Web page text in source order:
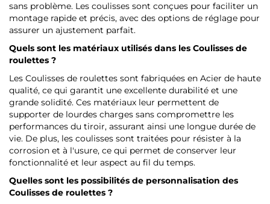
sans problème. Les coulisses sont conçues pour faciliter un
montage rapide et précis, avec des options de réglage pour
assurer un ajustement parfait.
Quels sont les matériaux utilisés dans les Coulisses de
roulettes ?
Les Coulisses de roulettes sont fabriquées en Acier de haute
qualité, ce qui garantit une excellente durabilité et une
grande solidité. Ces matériaux leur permettent de
supporter de lourdes charges sans compromettre les
performances du tiroir, assurant ainsi une longue durée de
vie. De plus, les coulisses sont traitées pour résister à la
corrosion et à l'usure, ce qui permet de conserver leur
fonctionnalité et leur aspect au fil du temps.
Quelles sont les possibilités de personnalisation des
Coulisses de roulettes ?